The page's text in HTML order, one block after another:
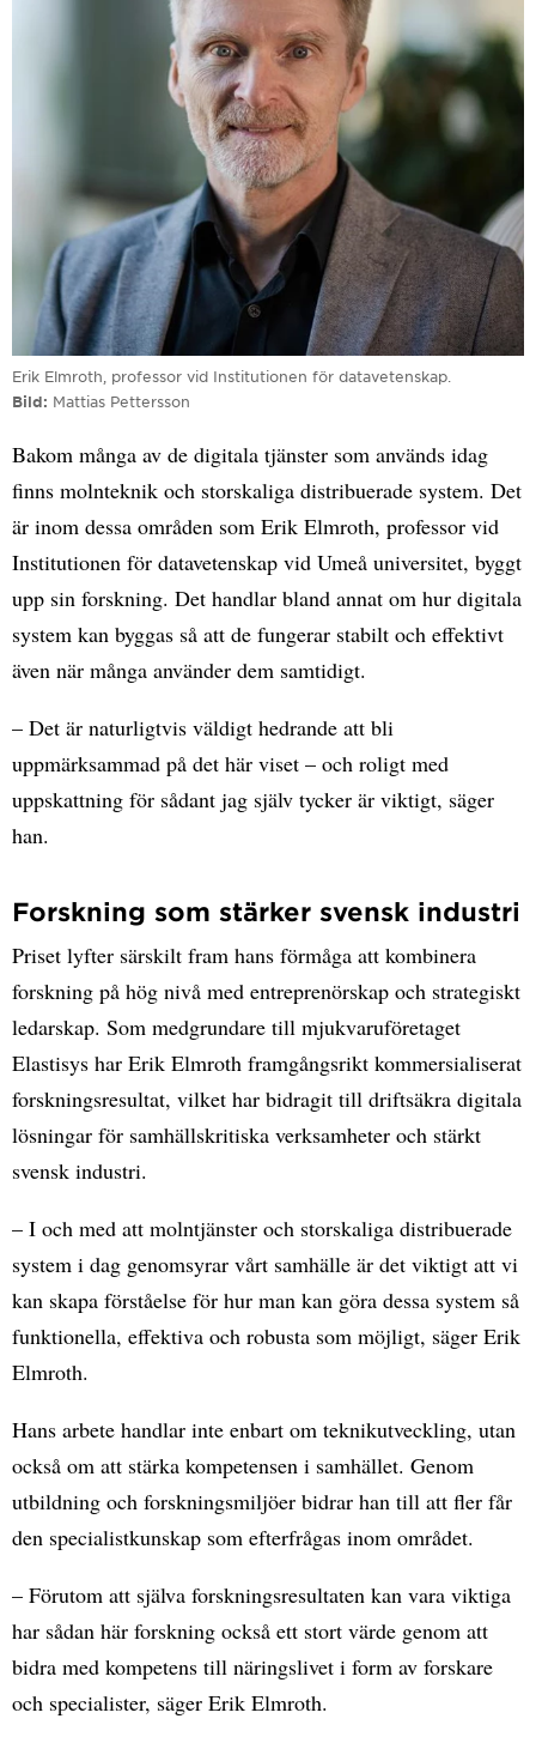
Erik Elmroth, professor vid Institutionen för datavetenskap.
Bild
Mattias Pettersson
Bakom många av de digitala tjänster som används idag
finns molnteknik och storskaliga distribuerade system. Det
är inom dessa områden som Erik Elmroth, professor vid
Institutionen för datavetenskap vid Umeå universitet, byggt
upp sin forskning. Det handlar bland annat om hur digitala
system kan byggas så att de fungerar stabilt och effektivt
även när många använder dem samtidigt.
– Det är naturligtvis väldigt hedrande att bli
uppmärksammad på det här viset – och roligt med
uppskattning för sådant jag själv tycker är viktigt, säger
han.
Forskning som stärker svensk industri
Priset lyfter särskilt fram hans förmåga att kombinera
forskning på hög nivå med entreprenörskap och strategiskt
ledarskap. Som medgrundare till mjukvaruföretaget
Elastisys har Erik Elmroth framgångsrikt kommersialiserat
forskningsresultat, vilket har bidragit till driftsäkra digitala
lösningar för samhällskritiska verksamheter och stärkt
svensk industri.
– I och med att molntjänster och storskaliga distribuerade
system i dag genomsyrar vårt samhälle är det viktigt att vi
kan skapa förståelse för hur man kan göra dessa system så
funktionella, effektiva och robusta som möjligt, säger Erik
Elmroth.
Hans arbete handlar inte enbart om teknikutveckling, utan
också om att stärka kompetensen i samhället. Genom
utbildning och forskningsmiljöer bidrar han till att fler får
den specialistkunskap som efterfrågas inom området.
– Förutom att själva forskningsresultaten kan vara viktiga
har sådan här forskning också ett stort värde genom att
bidra med kompetens till näringslivet i form av forskare
och specialister, säger Erik Elmroth.